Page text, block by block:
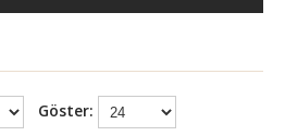
Göster: